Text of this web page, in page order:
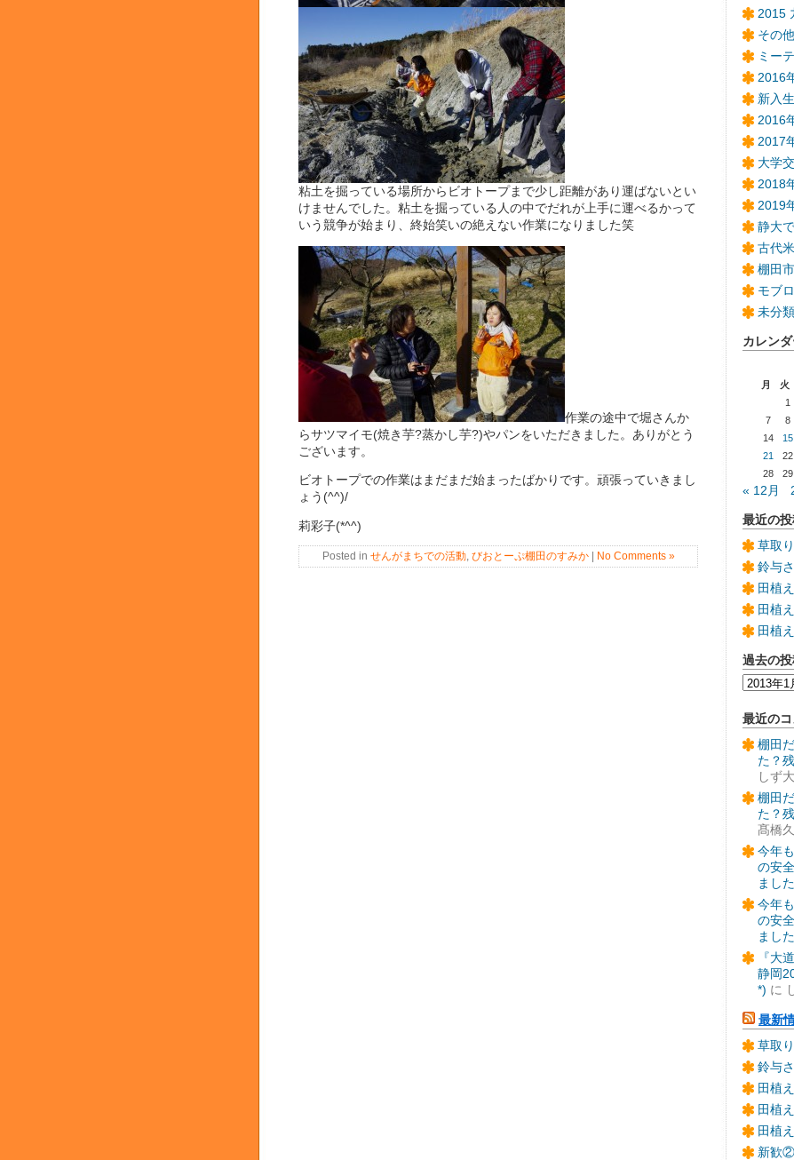
粘土を掘っている場所からビオトープまで少し距離があり運ばないとい
けませんでした。粘土を掘っている人の中でだれが上手に運べるかって
いう競争が始まり、終始笑いの絶えない作業になりました笑
作業の途中で堀さんか
らサツマイモ(焼き芋?蒸かし芋?)やパンをいただきました。ありがとう
ございます。
ビオトープでの作業はまだまだ始まったばかりです。頑張っていきまし
ょう(^^)/
莉彩子(*^^)
Posted in せんがまちでの活動, びおとーぷ棚田のすみか| No Comments »
2015
その
ミー
2016
新入
2016
2017
大学
2018
2019
静大
古代米
棚田
モブ
未分類
カレン
月 火
1
7
8
14
15
21
22
28
29
« 12月
最近の
草取
鈴与
田植
田植
田植
過去の
過
去
投
稿
最近のコ
棚田
た？
しず
棚田
た？
髙橋
今年
の安
ました
今年
の安
ました
『大
静岡
*) に
最新
草取
鈴与
田植
田植
田植
新歓